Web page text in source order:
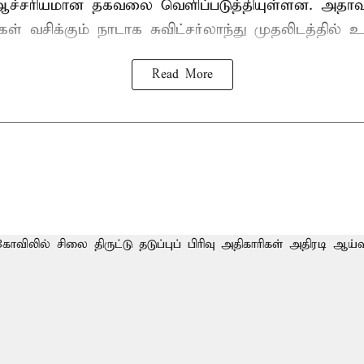
தகவலை வெளிப்படுத்தியுள்ளன.
வசிக்கும் நாடாக சுவிட்சர்லாந்து முதலிடத்தில்
Read More